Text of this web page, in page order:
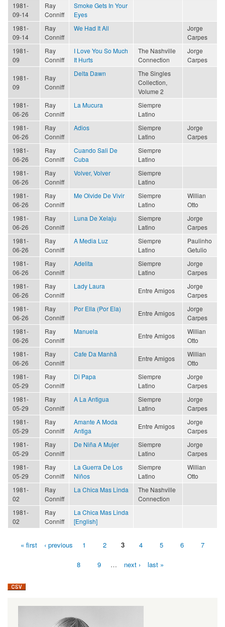
1981-
09-14
Ray
Conniff
Smoke Gets In Your
Eyes
1981-
09-14
Ray
Conniff
We Had It All
Jorge
Carpes
1981-
09
Ray
Conniff
I Love You So Much
It Hurts
The Nashville
Connection
Jorge
Carpes
1981-
09
Ray
Conniff
Delta Dawn
The Singles
Collection,
Volume 2
1981-
06-26
Ray
Conniff
La Mucura
Siempre
Latino
1981-
06-26
Ray
Conniff
Adios
Siempre
Latino
Jorge
Carpes
1981-
06-26
Ray
Conniff
Cuando Sali De
Cuba
Siempre
Latino
1981-
06-26
Ray
Conniff
Volver, Volver
Siempre
Latino
1981-
06-26
Ray
Conniff
Me Olvide De Vivir
Siempre
Latino
Willian
Otto
1981-
06-26
Ray
Conniff
Luna De Xelaju
Siempre
Latino
Jorge
Carpes
1981-
06-26
Ray
Conniff
A Media Luz
Siempre
Latino
Paulinho
Getulio
1981-
06-26
Ray
Conniff
Adelita
Siempre
Latino
Jorge
Carpes
1981-
06-26
Ray
Conniff
Lady Laura
Entre Amigos
Jorge
Carpes
1981-
06-26
Ray
Conniff
Por Ella (Por Ela)
Entre Amigos
Jorge
Carpes
1981-
06-26
Ray
Conniff
Manuela
Entre Amigos
Willian
Otto
1981-
06-26
Ray
Conniff
Cafe Da Manhã
Entre Amigos
Willian
Otto
1981-
05-29
Ray
Conniff
Di Papa
Siempre
Latino
Jorge
Carpes
1981-
05-29
Ray
Conniff
A La Antigua
Siempre
Latino
Jorge
Carpes
1981-
05-29
Ray
Conniff
Amante A Moda
Antiga
Entre Amigos
Jorge
Carpes
1981-
05-29
Ray
Conniff
De Niña A Mujer
Siempre
Latino
Jorge
Carpes
1981-
05-29
Ray
Conniff
La Guerra De Los
Niños
Siempre
Latino
Willian
Otto
1981-
02
Ray
Conniff
La Chica Mas Linda
The Nashville
Connection
1981-
02
Ray
Conniff
La Chica Mas Linda
[English]
Pages« first ‹ previous 1 2 3 4 5 6 7
8 9 … next › last »